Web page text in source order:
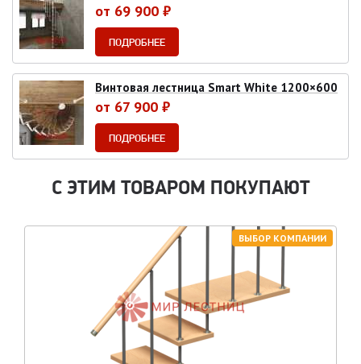
от 69 900 ₽
ПОДРОБНЕЕ
Винтовая лестница Smart White 1200×600
от 67 900 ₽
ПОДРОБНЕЕ
С ЭТИМ ТОВАРОМ ПОКУПАЮТ
ВЫБОР КОМПАНИИ